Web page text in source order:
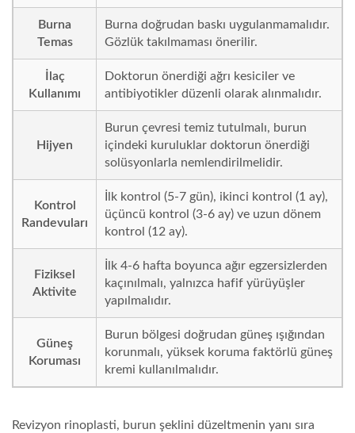
Burna
Temas
Burna doğrudan baskı uygulanmamalıdır.
Gözlük takılmaması önerilir.
İlaç
Kullanımı
Doktorun önerdiği ağrı kesiciler ve
antibiyotikler düzenli olarak alınmalıdır.
Hijyen
Burun çevresi temiz tutulmalı, burun
içindeki kuruluklar doktorun önerdiği
solüsyonlarla nemlendirilmelidir.
Kontrol
Randevuları
İlk kontrol (5-7 gün), ikinci kontrol (1 ay),
üçüncü kontrol (3-6 ay) ve uzun dönem
kontrol (12 ay).
Fiziksel
Aktivite
İlk 4-6 hafta boyunca ağır egzersizlerden
kaçınılmalı, yalnızca hafif yürüyüşler
yapılmalıdır.
Güneş
Koruması
Burun bölgesi doğrudan güneş ışığından
korunmalı, yüksek koruma faktörlü güneş
kremi kullanılmalıdır.
Revizyon rinoplasti, burun şeklini düzeltmenin yanı sıra